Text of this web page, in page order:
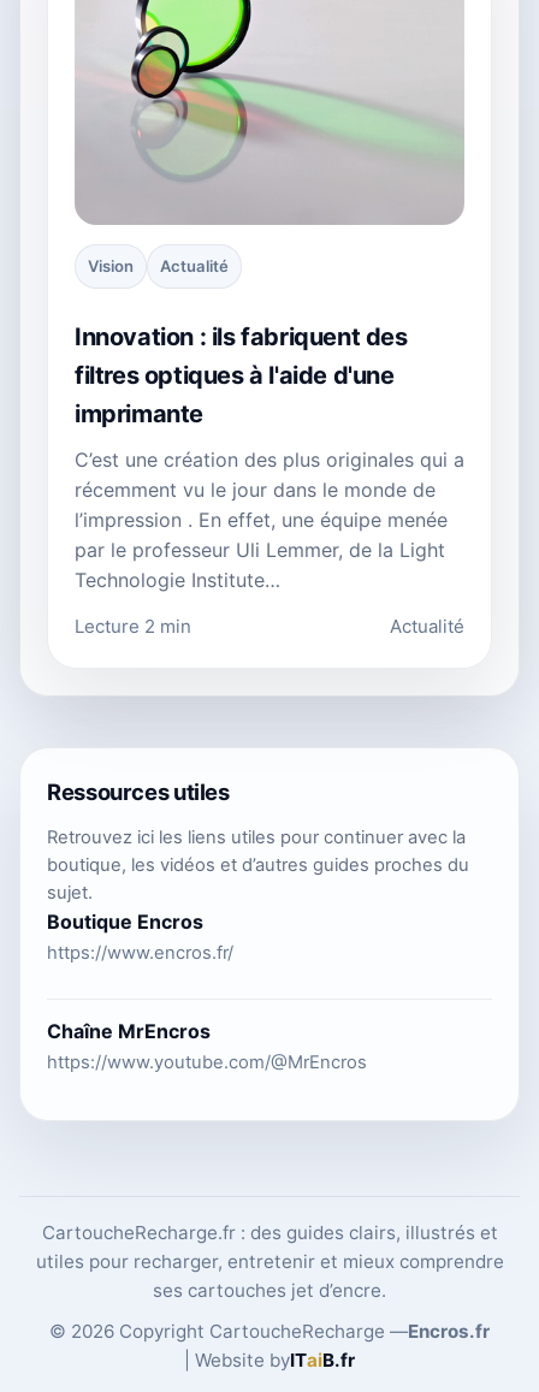
Vision Actualité
Innovation : ils fabriquent des
filtres optiques à l'aide d'une
imprimante
C’est une création des plus originales qui a
récemment vu le jour dans le monde de
l’impression . En effet, une équipe menée
par le professeur Uli Lemmer, de la Light
Technologie Institute…
Lecture 2 min Actualité
Ressources utiles
Retrouvez ici les liens utiles pour continuer avec la
boutique, les vidéos et d’autres guides proches du
sujet.
Boutique Encros
https://www.encros.fr/
Chaîne MrEncros
https://www.youtube.com/@MrEncros
CartoucheRecharge.fr : des guides clairs, illustrés et
utiles pour recharger, entretenir et mieux comprendre
ses cartouches jet d’encre.
© 2026 Copyright CartoucheRecharge —Encros.fr
| Website byITaiB.fr